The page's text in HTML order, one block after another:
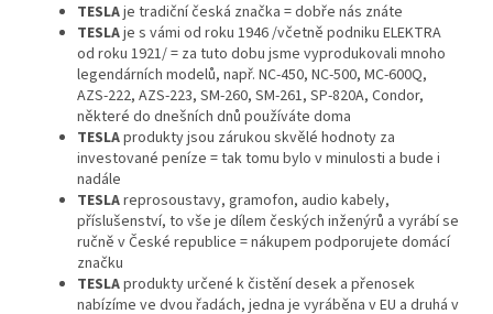
TESLAje tradiční česká značka = dobře nás znáte
TESLAje s vámi od roku 1946 /včetně podniku ELEKTRA
od roku 1921/ = za tuto dobu jsme vyprodukovali mnoho
legendárních modelů, např. NC-450, NC-500, MC-600Q,
AZS-222, AZS-223, SM-260, SM-261, SP-820A, Condor,
některé do dnešních dnů používáte doma
TESLAprodukty jsou zárukou skvělé hodnoty za
investované peníze = tak tomu bylo v minulosti a bude i
nadále
TESLAreprosoustavy, gramofon, audio kabely,
příslušenství, to vše je dílem českých inženýrů a vyrábí se
ručně v České republice = nákupem podporujete domácí
značku
TESLAprodukty určené k čistění desek a přenosek
nabízíme ve dvou řadách, jedna je vyráběna v EU a druhá v